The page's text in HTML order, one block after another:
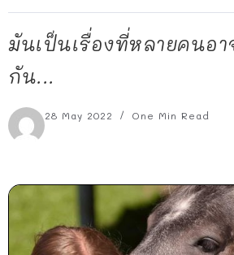
มันเป็นเรื่องที่หลายคนอา
กัน...
28 May 2022 One Min Read